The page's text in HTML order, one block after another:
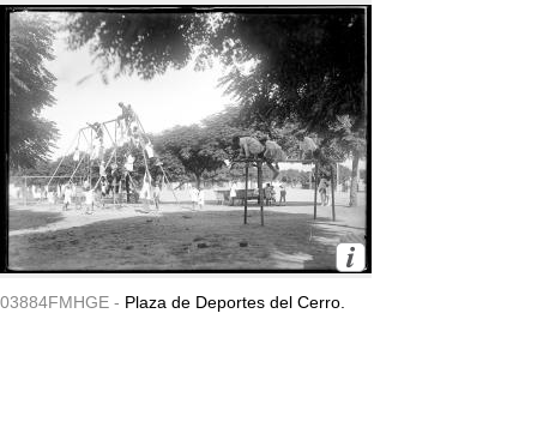
03884FMHGE - Plaza de Deportes del Cerro.